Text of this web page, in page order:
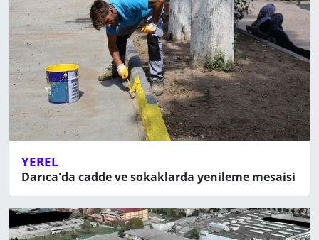
YEREL
Darıca'da cadde ve sokaklarda yenileme mesaisi